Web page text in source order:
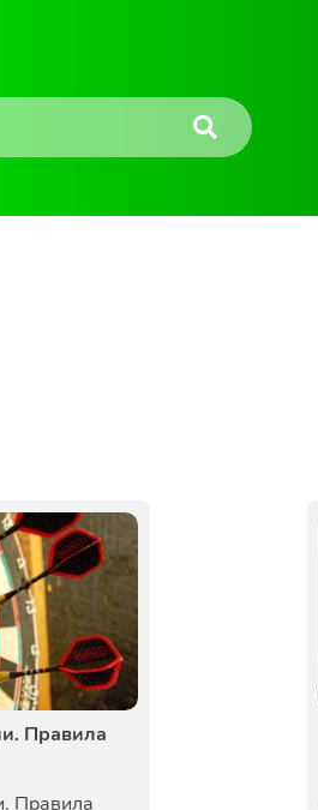
Правила
Правила